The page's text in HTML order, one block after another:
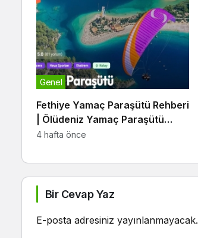
Fethiye Yamaç Paraşütü Rehberi
| Ölüdeniz Yamaç Paraşütü
Deneyimi, Fiyatları ve Bilmeniz
Genel
4 hafta önce
Bir Cevap Yaz
E-posta adresiniz yayınlanmayacak.